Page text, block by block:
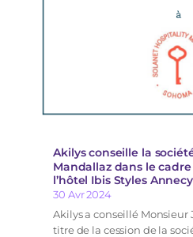
Akilys conseille la
Mandallaz dans le
l’hôtel Ibis Styles
30 Avr 2024
Akilys a conseillé Monsieur
titre de la cession de la